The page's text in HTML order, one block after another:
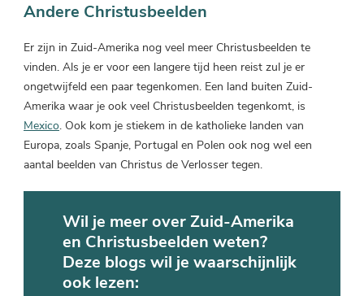
Andere Christusbeelden
Er zijn in Zuid-Amerika nog veel meer Christusbeelden te
vinden. Als je er voor een langere tijd heen reist zul je er
ongetwijfeld een paar tegenkomen. Een land buiten Zuid-
Amerika waar je ook veel Christusbeelden tegenkomt, is
Mexico. Ook kom je stiekem in de katholieke landen van
Europa, zoals Spanje, Portugal en Polen ook nog wel een
aantal beelden van Christus de Verlosser tegen.
Wil je meer over Zuid-Amerika
en Christusbeelden weten?
Deze blogs wil je waarschijnlijk
ook lezen: